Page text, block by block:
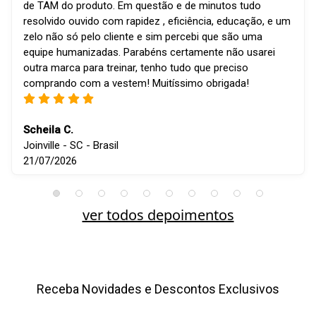
de TAM do produto. Em questão e de minutos tudo
resolvido ouvido com rapidez , eficiência, educação, e um
zelo não só pelo cliente e sim percebi que são uma
equipe humanizadas. Parabéns certamente não usarei
outra marca para treinar, tenho tudo que preciso
comprando com a vestem! Muitíssimo obrigada!
Scheila C.
Joinville - SC - Brasil
21/07/2026
ver todos depoimentos
Receba Novidades e Descontos Exclusivos